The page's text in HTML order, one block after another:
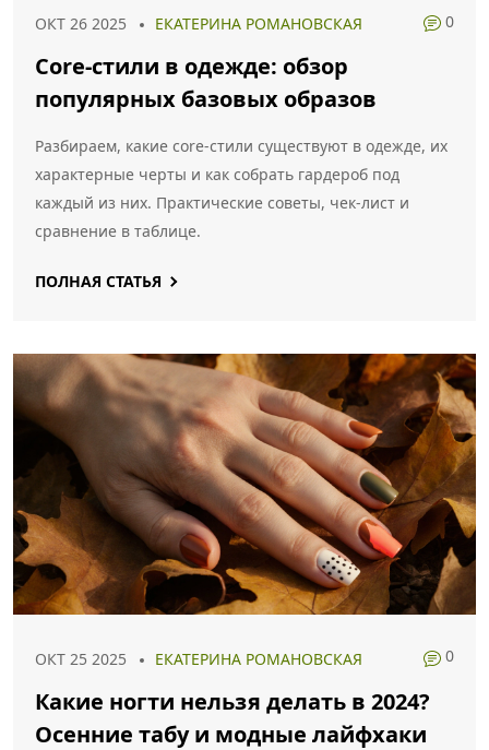
ОКТ 26 2025 ЕКАТЕРИНА РОМАНОВСКАЯ 0
Core‑стили в одежде: обзор
популярных базовых образов
Разбираем, какие core‑стили существуют в одежде, их
характерные черты и как собрать гардероб под
каждый из них. Практические советы, чек‑лист и
сравнение в таблице.
ПОЛНАЯ СТАТЬЯ
ОКТ 25 2025 ЕКАТЕРИНА РОМАНОВСКАЯ 0
Какие ногти нельзя делать в 2024?
Осенние табу и модные лайфхаки